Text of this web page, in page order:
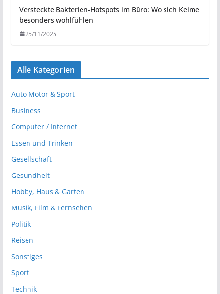
Versteckte Bakterien-Hotspots im Büro: Wo sich Keime
besonders wohlfühlen
25/11/2025
Alle Kategorien
Auto Motor & Sport
Business
Computer / Internet
Essen und Trinken
Gesellschaft
Gesundheit
Hobby, Haus & Garten
Musik, Film & Fernsehen
Politik
Reisen
Sonstiges
Sport
Technik